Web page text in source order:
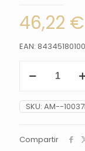
46,22 €
EAN:
10037R
102
cm,
con
SKU: AM--
Compartir